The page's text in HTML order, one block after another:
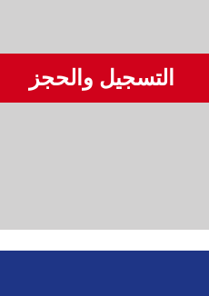
التسجيل والحجز